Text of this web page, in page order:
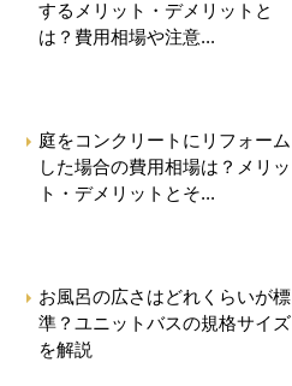
するメリット・デメリットと
は？費用相場や注意...
庭をコンクリートにリフォーム
した場合の費用相場は？メリッ
ト・デメリットとそ...
お風呂の広さはどれくらいが標
準？ユニットバスの規格サイズ
を解説